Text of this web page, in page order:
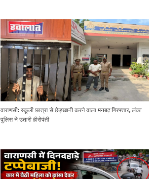
वाराणसी: स्कूली छात्रा से छेड़खानी करने वाला मनबढ़ गिरफ्तार, लंका
पुलिस ने उतारी हीरोपंती